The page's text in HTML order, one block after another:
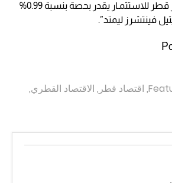
الأربعاء، إن شراء جهاز قطر للاستثمـار يقدر بحصة بنسبة 0.99%
فينتشرز ليمتد”.
, اقتصاد قطر , الاقتصاد القطري,